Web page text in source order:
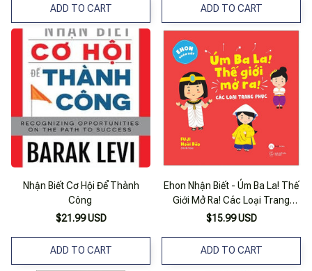
ADD TO CART ADD TO CART
Nhận Biết Cơ Hội Để Thành
Công
$21.99 USD
ADD TO CART
Ehon Nhận Biết - Úm Ba La! Thế
Giới Mở Ra! Các Loại Trang
Phục (từ 0 - 3 Tuổi)
$15.99 USD
ADD TO CART